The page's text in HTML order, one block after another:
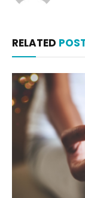
RELATED